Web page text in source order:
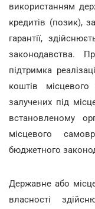
використанням
кредитів (позик),
гарантії,
законодавства.
підтримка
коштів
залучених під
встановленому
місцевого
бюджетного
Державне або
власності